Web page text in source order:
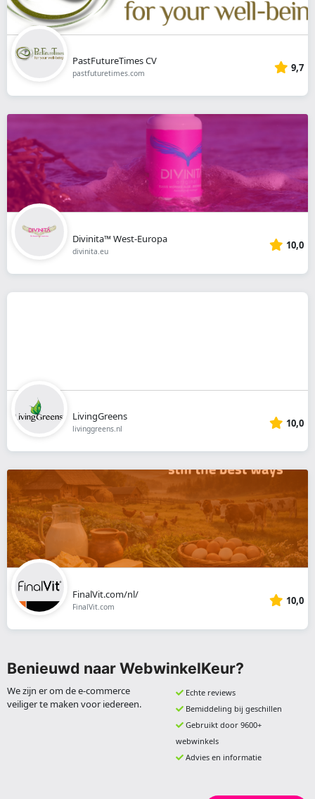
PastFutureTimes CV
pastfuturetimes.com 9,7
Divinita™ West-Europa
divinita.eu 10,0
LivingGreens
livinggreens.nl 10,0
FinalVit.com/nl/
FinalVit.com 10,0
Benieuwd naar WebwinkelKeur?
We zijn er om de e-commerce
veiliger te maken voor iedereen.
Echte reviews
Bemiddeling bij geschillen
Gebruikt door 9600+
webwinkels
Advies en informatie